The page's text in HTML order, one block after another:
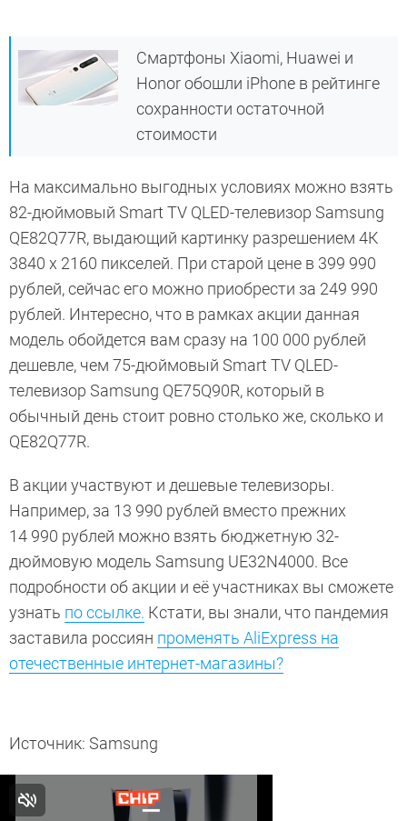
Смартфоны Xiaomi, Huawei и
Honor обошли iPhone в рейтинге
сохранности остаточной
стоимости
На максимально выгодных условиях можно взять
82-дюймовый Smart TV QLED-телевизор Samsung
QE82Q77R, выдающий картинку разрешением 4К
3840 х 2160 пикселей. При старой цене в 399 990
рублей, сейчас его можно приобрести за 249 990
рублей. Интересно, что в рамках акции данная
модель обойдется вам сразу на 100 000 рублей
дешевле, чем 75-дюймовый Smart TV QLED-
телевизор Samsung QE75Q90R, который в
обычный день стоит ровно столько же, сколько и
QE82Q77R.
В акции участвуют и дешевые телевизоры.
Например, за 13 990 рублей вместо прежних
14 990 рублей можно взять бюджетную 32-
дюймовую модель Samsung UE32N4000. Все
подробности об акции и её участниках вы сможете
узнать по ссылке. Кстати, вы знали, что пандемия
заставила россиян променять AliExpress на
отечественные интернет-магазины?
Источник: Samsung